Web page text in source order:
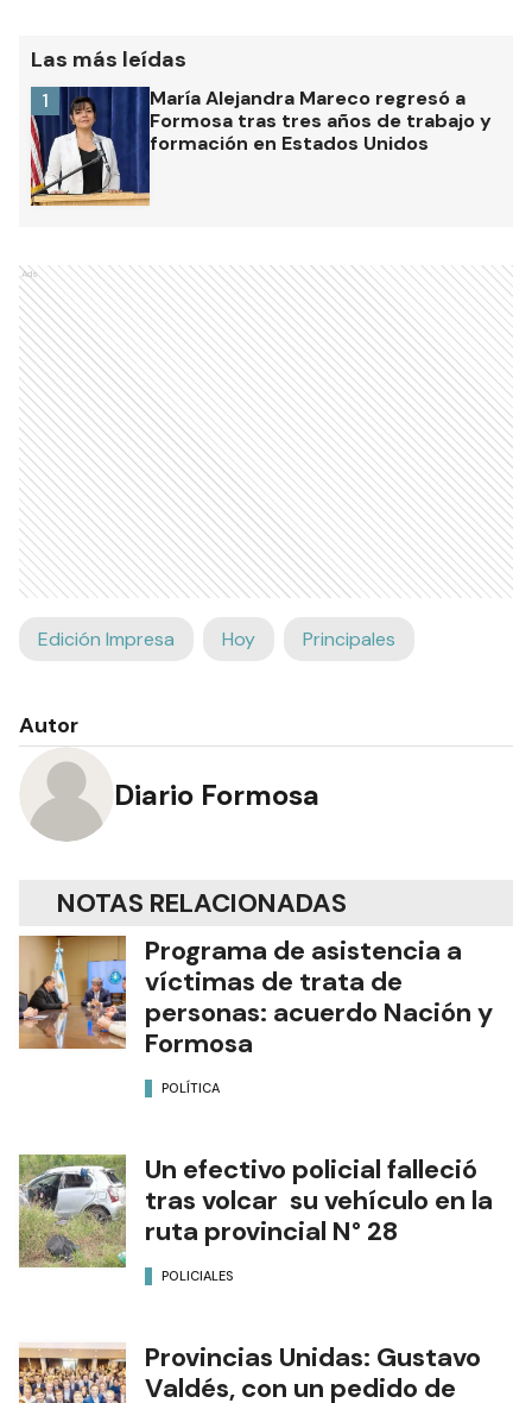
Las más leídas
María Alejandra Mareco regresó a
Formosa tras tres años de trabajo y
formación en Estados Unidos
1
Ads
Edición Impresa Hoy Principales
Autor
Diario Formosa
NOTAS RELACIONADAS
Programa de asistencia a
víctimas de trata de
personas: acuerdo Nación y
Formosa
POLÍTICA
Un efectivo policial falleció
tras volcar su vehículo en la
ruta provincial N° 28
POLICIALES
Provincias Unidas: Gustavo
Valdés, con un pedido de